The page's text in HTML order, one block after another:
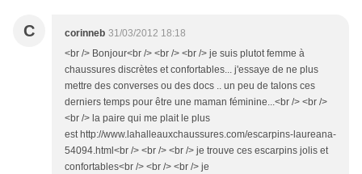
C corinneb 31/03/2012 18:18
<br /> Bonjour<br /> <br /> <br /> je suis plutot femme à
chaussures discrètes et confortables... j'essaye de ne plus
mettre des converses ou des docs .. un peu de talons ces
derniers temps pour être une maman féminine...<br /> <br />
<br /> la paire qui me plait le plus
est http://www.lahalleauxchaussures.com/escarpins-laureana-
54094.html<br /> <br /> <br /> je trouve ces escarpins jolis et
confortables<br /> <br /> <br /> je